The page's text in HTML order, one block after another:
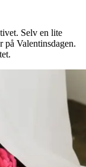
Selv en lite
på Valentinsdagen.